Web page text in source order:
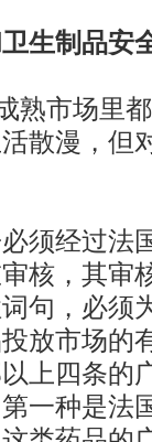
生制品安
市场里
散漫，但
经过法
核，其审
句，必须
放市场的
上四条的
一种是法